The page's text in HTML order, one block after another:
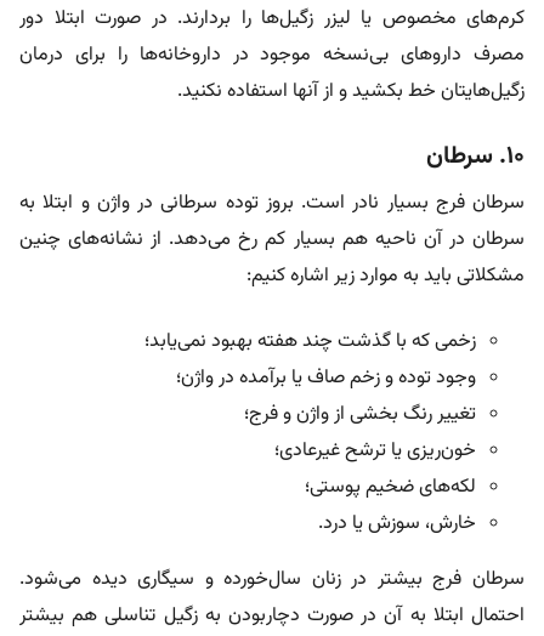
کرم‌های مخصوص یا لیزر زگیل‌ها را بردارند. در صورت ابتلا دور
مصرف داروهای بی‌نسخه موجود در داروخانه‌ها را برای درمان
زگیل‌هایتان خط بکشید و از آنها استفاده نکنید.
۱۰. سرطان
سرطان فرج بسیار نادر است. بروز توده سرطانی در واژن و ابتلا به
سرطان در آن ناحیه هم بسیار کم رخ می‌دهد. از نشانه‌های چنین
مشکلاتی باید به موارد زیر اشاره کنیم:
زخمی که با گذشت چند هفته بهبود نمی‌يابد؛
وجود توده و زخم صاف یا برآمده در واژن؛
تغییر رنگ بخشی از واژن و فرج؛
خون‌ریزی یا ترشح غیرعادی؛
لکه‌های ضخیم پوستی؛
خارش، سوزش یا درد.
سرطان فرج بیشتر در زنان سال‌خورده و سیگاری دیده می‌شود.
احتمال ابتلا به آن در صورت دچاربودن به زگیل تناسلی هم بیشتر